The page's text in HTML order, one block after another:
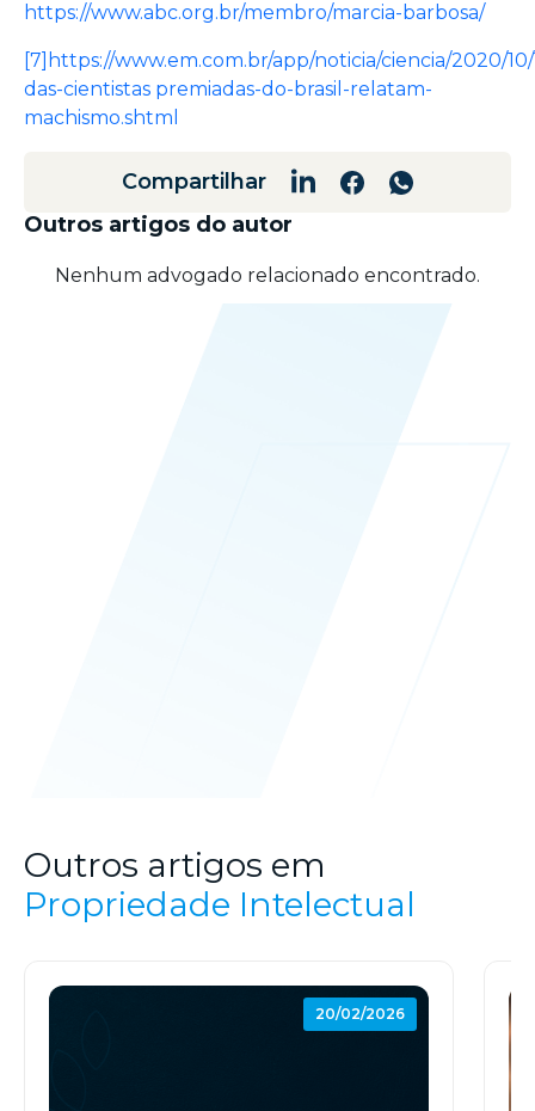
https://www.abc.org.br/membro/marcia-barbosa/
[7] https://www.em.com.br/app/noticia/ciencia/2020/10/
das-cientistas premiadas-do-brasil-relatam-
machismo.shtml
Compartilhar
Outros artigos do autor
Nenhum advogado relacionado encontrado.
Outros artigos em
Propriedade Intelectual
20/02/2026